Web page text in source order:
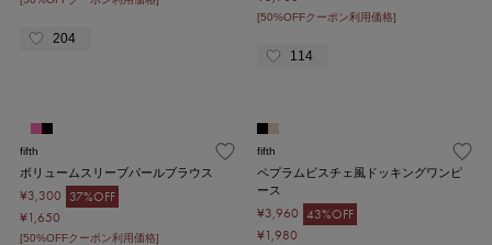
204
[50%OFFクーポン利用価格]
114
fifth
ボリュームスリーブパールブラウス
¥3,300 37%OFF
¥1,650
[50%OFFクーポン利用価格]
fifth
ペプラムビスチェ風ドッキングワンピ
ース
¥3,960 43%OFF
¥1,980